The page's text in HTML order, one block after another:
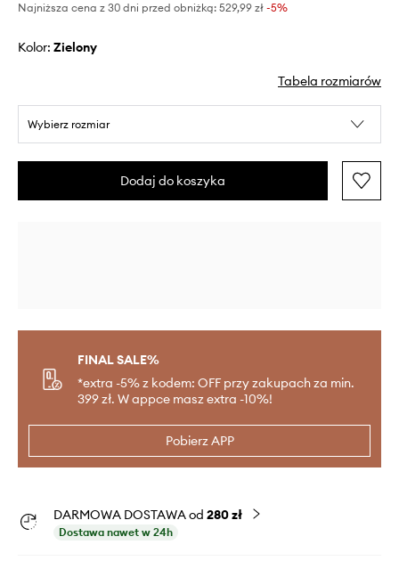
Najniższa cena z 30 dni przed obniżką: 529,99 zł -5%
Kolor: zielony
Tabela rozmiarów
Wybierz rozmiar
Dodaj do koszyka
FINAL SALE%
*extra -5% z kodem: OFF przy zakupach za min.
399 zł. W appce masz extra -10%!
Pobierz APP
DARMOWA DOSTAWA od 280 zł
Dostawa nawet w 24h